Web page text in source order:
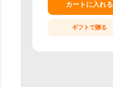
カートに入れる
ギフトで贈る